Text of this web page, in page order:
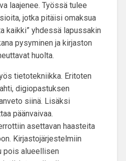
laajenee. Työssä tulee
jotka pitäisi omaksua
kaikki” yhdessä lapussakin
pysyminen ja kirjaston
huolta.
tietotekniikka. Eritoten
digiopastuksen
siinä. Lisäksi
päänvaivaa.
asettavan haasteita
Kirjastojärjestelmiin
pois alueellisen